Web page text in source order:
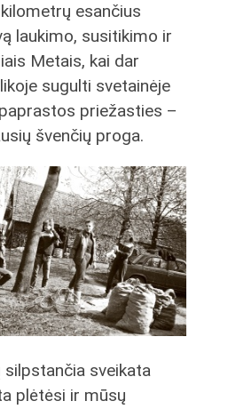
esančius
laukimo, susitikimo ir
Metais, kai dar
sugulti svetainėje
priežasties –
švenčių proga.
sveikata
plėtėsi ir mūsų